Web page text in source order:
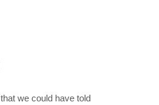
we could have told